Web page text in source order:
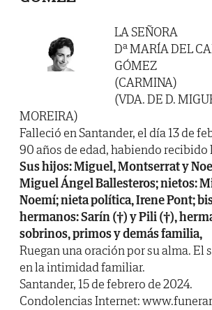
LA SEÑORA
Dª MARÍA DEL
GÓMEZ
(CARMINA)
(VDA. DE D.
MOREIRA)
Falleció en Santander, el día 13 de
90 años de edad, habiendo recibido
Sus hijos: Miguel, Montserrat y
Miguel Ángel Ballesteros; nietos:
Noemí; nieta política, Irene Pont;
hermanos: Sarín (†) y Pili (†),
sobrinos, primos y demás familia,
Ruegan una oración por su alma. El
en la intimidad familiar.
Santander, 15 de febrero de 2024.
Condolencias Internet: